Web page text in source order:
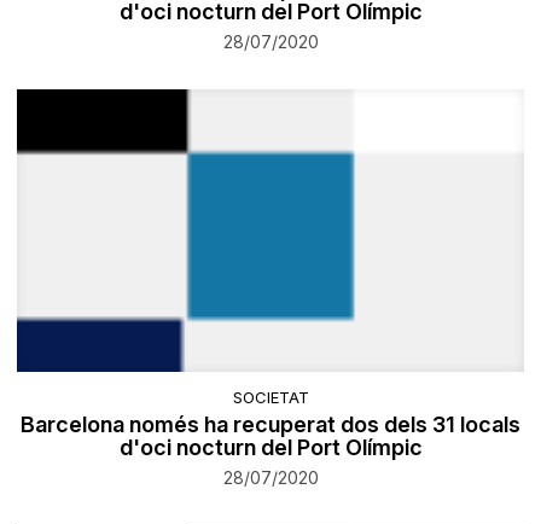
d'oci nocturn del Port Olímpic
28/07/2020
SOCIETAT
Barcelona només ha recuperat dos dels 31 locals
d'oci nocturn del Port Olímpic
28/07/2020